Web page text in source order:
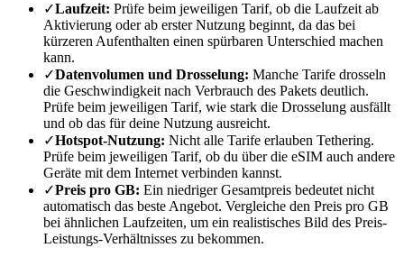
✓Laufzeit: Prüfe beim jeweiligen Tarif, ob die Laufzeit ab
Aktivierung oder ab erster Nutzung beginnt, da das bei
kürzeren Aufenthalten einen spürbaren Unterschied machen
kann.
✓Datenvolumen und Drosselung: Manche Tarife drosseln
die Geschwindigkeit nach Verbrauch des Pakets deutlich.
Prüfe beim jeweiligen Tarif, wie stark die Drosselung ausfällt
und ob das für deine Nutzung ausreicht.
✓Hotspot-Nutzung: Nicht alle Tarife erlauben Tethering.
Prüfe beim jeweiligen Tarif, ob du über die eSIM auch andere
Geräte mit dem Internet verbinden kannst.
✓Preis pro GB: Ein niedriger Gesamtpreis bedeutet nicht
automatisch das beste Angebot. Vergleiche den Preis pro GB
bei ähnlichen Laufzeiten, um ein realistisches Bild des Preis-
Leistungs-Verhältnisses zu bekommen.